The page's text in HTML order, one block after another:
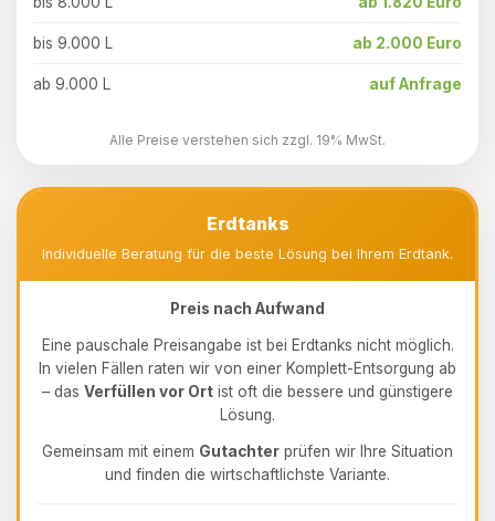
bis 9.000 L ab 2.000 Euro
ab 9.000 L auf Anfrage
Alle Preise verstehen sich zzgl. 19% MwSt.
Erdtanks
Individuelle Beratung für die beste Lösung bei Ihrem Erdtank.
Preis nach Aufwand
Eine pauschale Preisangabe ist bei Erdtanks nicht möglich.
In vielen Fällen raten wir von einer Komplett-Entsorgung ab
– das Verfüllen vor Ort ist oft die bessere und günstigere
Lösung.
Gemeinsam mit einem Gutachter prüfen wir Ihre Situation
und finden die wirtschaftlichste Variante.